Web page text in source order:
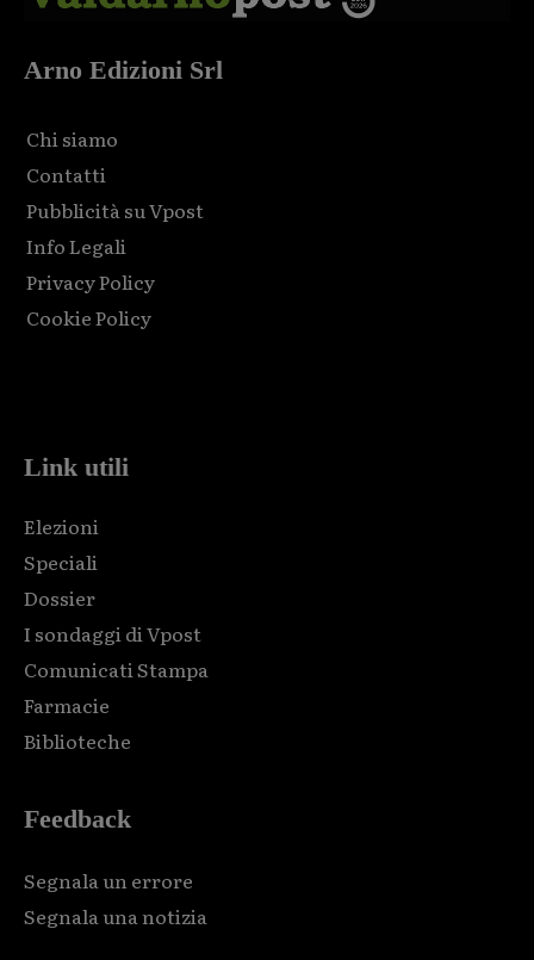
Arno Edizioni Srl
Chi siamo
Contatti
Pubblicità su Vpost
Info Legali
Privacy Policy
Cookie Policy
Link utili
Elezioni
Speciali
Dossier
I sondaggi di Vpost
Comunicati Stampa
Farmacie
Biblioteche
Feedback
Segnala un errore
Segnala una notizia